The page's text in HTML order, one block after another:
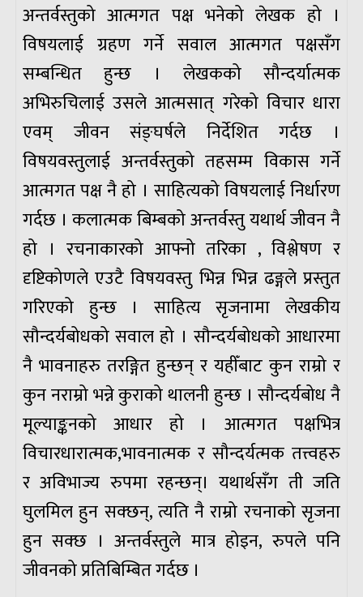
अन्तर्वस्तुको आत्मगत पक्ष भनेको लेखक हो ।
विषयलाई ग्रहण गर्ने सवाल आत्मगत पक्षसँग
सम्बन्धित हुन्छ । लेखकको सौन्दर्यात्मक
अभिरुचिलाई उसले आत्मसात् गरेको विचार धारा
एवम् जीवन संङ्घर्षले निर्देशित गर्दछ ।
विषयवस्तुलाई अन्तर्वस्तुको तहसम्म विकास गर्ने
आत्मगत पक्ष नै हो । साहित्यको विषयलाई निर्धारण
गर्दछ । कलात्मक बिम्बको अन्तर्वस्तु यथार्थ जीवन नै
हो । रचनाकारको आफ्नो तरिका , विश्लेषण र
दृष्टिकोणले एउटै विषयवस्तु भिन्न भिन्न ढङ्गले प्रस्तुत
गरिएको हुन्छ । साहित्य सृजनामा लेखकीय
सौन्दर्यबोधको सवाल हो । सौन्दर्यबोधको आधारमा
नै भावनाहरु तरङ्गित हुन्छन् र यहीँबाट कुन राम्रो र
कुन नराम्रो भन्ने कुराको थालनी हुन्छ । सौन्दर्यबोध नै
मूल्याङ्कनको आधार हो । आत्मगत पक्षभित्र
विचारधारात्मक,भावनात्मक र सौन्दर्यत्मक तत्त्वहरु
र अविभाज्य रुपमा रहन्छन्। यथार्थसँग ती जति
घुलमिल हुन सक्छन्, त्यति नै राम्रो रचनाको सृजना
हुन सक्छ । अन्तर्वस्तुले मात्र होइन, रुपले पनि
जीवनको प्रतिबिम्बित गर्दछ ।